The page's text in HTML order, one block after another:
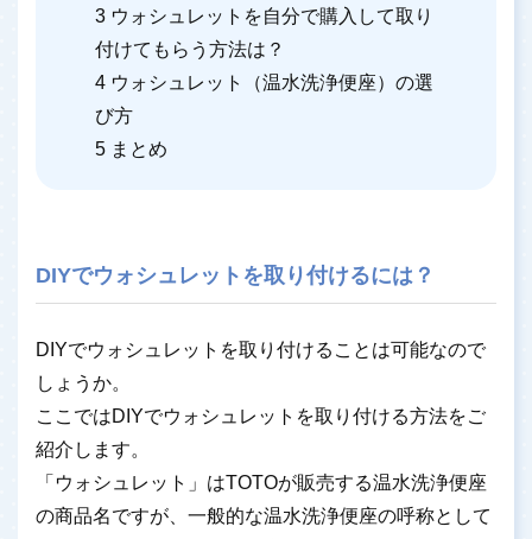
3 ウォシュレットを自分で購入して取り
付けてもらう方法は？
4 ウォシュレット（温水洗浄便座）の選
び方
5 まとめ
DIYでウォシュレットを取り付けるには？
DIYでウォシュレットを取り付けることは可能なので
しょうか。
ここではDIYでウォシュレットを取り付ける方法をご
紹介します。
「ウォシュレット」はTOTOが販売する温水洗浄便座
の商品名ですが、一般的な温水洗浄便座の呼称として